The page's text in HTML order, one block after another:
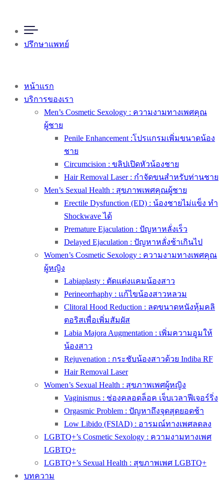
ปรึกษาแพทย์
หน้าแรก
บริการของเรา
Men’s Cosmetic Sexology : ความงามทางเพศคุณ
ผู้ชาย
Penile Enhancement :โปรแกรมเพิ่มขนาดน้อง
ชาย
Circumcision : ขลิปเปิดหัวน้องชาย
Hair Removal Laser : กำจัดขนสำหรับท่านชาย
Men’s Sexual Health : สุขภาพเพศคุณผู้ชาย
Erectile Dysfunction (ED) : น้องชายไม่แข็ง ทำ
Shockwave ได้
Premature Ejaculation : ปัญหาหลั่งเร็ว
Delayed Ejaculation : ปัญหาหลั่งช้าเกินไป
Women’s Cosmetic Sexology : ความงามทางเพศคุณ
ผู้หญิง
Labiaplasty : ตัดแต่งแคมน้องสาว
Perineorrhaphy : แก้ไขน้องสาวหลวม
Clitoral Hood Reduction : ลดขนาดหนังหุ้มคลิ
ตอริสเพื่อเพิ่มสัมผัส
Labia Majora Augmentation : เพิ่มความอูมให้
น้องสาว
Rejuvenation : กระชับน้องสาวด้วย Indiba RF
Hair Removal Laser
Women’s Sexual Health : สุขภาพเพศผู้หญิง
Vaginismus : ช่องคลอดล็อค เจ็บเวลาฟีเจอร์ริ่ง
Orgasmic Problem : ปัญหาถึงจุดสุดยอดช้า
Low Libido (FSIAD) : อารมณ์ทางเพศลดลง
LGBTQ+’s Cosmetic Sexology : ความงามทางเพศ
LGBTQ+
LGBTQ+’s Sexual Health : สุขภาพเพศ LGBTQ+
บทความ